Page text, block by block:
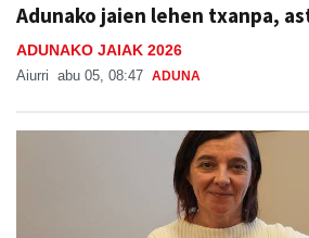
Adunako jaien lehen txanpa,
ADUNAKO JAIAK 2026
Aiurri abu 05, 08:47 ADUNA